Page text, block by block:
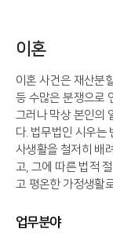
이혼
이혼 사건은 재산분
등 수많은 분쟁으로
그러나 막상 본인의
다. 법무법인 시우는
사생활을 철저히 배
고, 그에 따른 법적
고 평온한 가정생활
업무분야